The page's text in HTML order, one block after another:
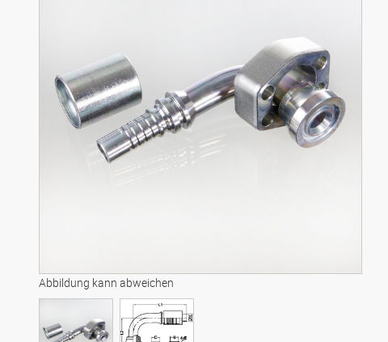
Abbildung kann abweichen